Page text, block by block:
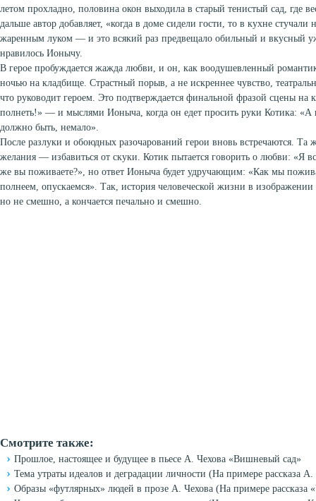
летом прохладно, половина окон выходила в старый тенистый сад, где
дальше автор добавляет, «когда в доме сидели гости, то в кухне
жаренным луком — и это всякий раз предвещало обильный и вкусный
нравилось Ионычу.
В герое пробуждается жажда любви, и он, как воодушевленный
ночью на кладбище. Страстный порыв, а не искреннее чувство,
что руководит героем. Это подтверждается финальной фразой сцены
полнеть!» — и мыслями Ионыча, когда он едет просить руки Котика: «А
должно быть, немало».
После разлуки и обоюдных разочарований герои вновь встречаются. Та
желания — избавиться от скуки. Котик пытается говорить о любви: «Я
же вы поживаете?», но ответ Ионыча будет удручающим: «Как мы
полнеем, опускаемся». Так, история человеческой жизни в изображении
но не смешно, а кончается печально и смешно.
Смотрите также:
Прошлое, настоящее и будущее в пьесе А. Чехова «Вишневый сад»
Тема утраты идеалов и деградации личности (На примере рассказа
Образы «футлярных» людей в прозе А. Чехова (На примере рассказа